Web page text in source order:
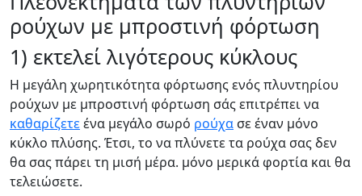
ρούχων με μπροστινή φόρτωση
1) εκτελεί λιγότερους κύκλους
Η μεγάλη χωρητικότητα φόρτωσης ενός πλυντηρίου
ρούχων με μπροστινή φόρτωση σάς επιτρέπει να
καθαρίζετεένα μεγάλο σωρό ρούχα σε έναν μόνο
κύκλο πλύσης. Έτσι, το να πλύνετε τα ρούχα σας δεν
θα σας πάρει τη μισή μέρα. μόνο μερικά φορτία και θα
τελειώσετε.